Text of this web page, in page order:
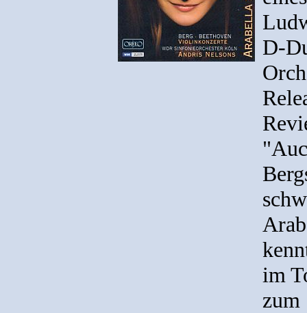
D-
im
zum